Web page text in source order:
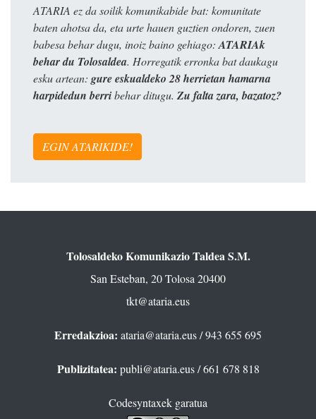
ATARIA ez da soilik komunikabide bat: komunitate
baten ahotsa da, eta urte hauen guztien ondoren, zuen
babesa behar dugu, inoiz baino gehiago: ATARIAk
behar du Tolosaldea. Horregatik erronka bat daukagu
esku artean: gure eskualdeko 28 herrietan hamarna
harpidedun berribehar ditugu. Zu falta zara, bazatoz?
EGIN ATARIKIDE!
Tolosaldeko Komunikazio Taldea S.M.
San Esteban, 20 Tolosa 20400
tkt@ataria.eus
Erredakzioa: ataria@ataria.eus/ 943 655 695
Publizitatea: publi@ataria.eus/ 661 678 818
Codesyntaxek garatua